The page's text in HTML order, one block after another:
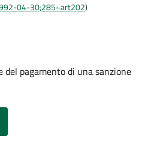
04-30;285~art202)
pagamento di una sanzione